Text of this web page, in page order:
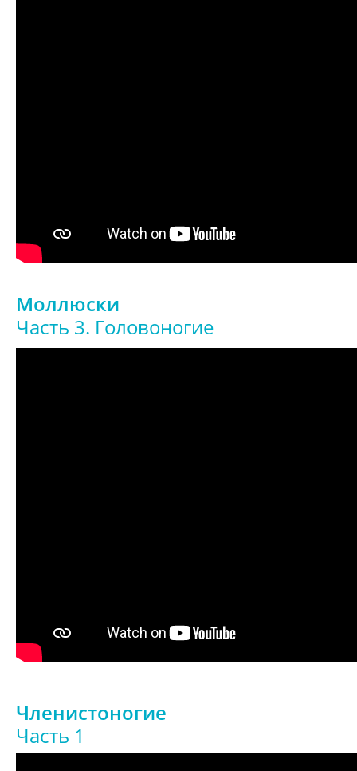
Моллюски
Часть 3. Головоногие
Членистоногие
Часть 1